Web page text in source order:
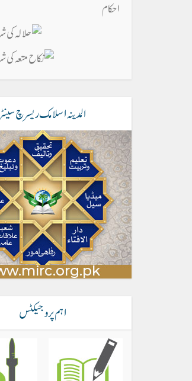
المدینہ اسلامک ریسرچ سینٹر
اہم پروجیکٹس